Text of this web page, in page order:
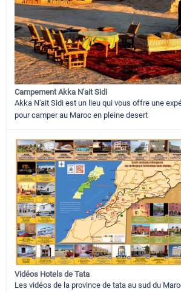
Campement Akka N'ait Sidi
Akka N'ait Sidi est un lieu qui vous offre une
pour camper au Maroc en pleine desert
Vidéos Hotels de Tata
Les vidéos de la province de tata au sud du